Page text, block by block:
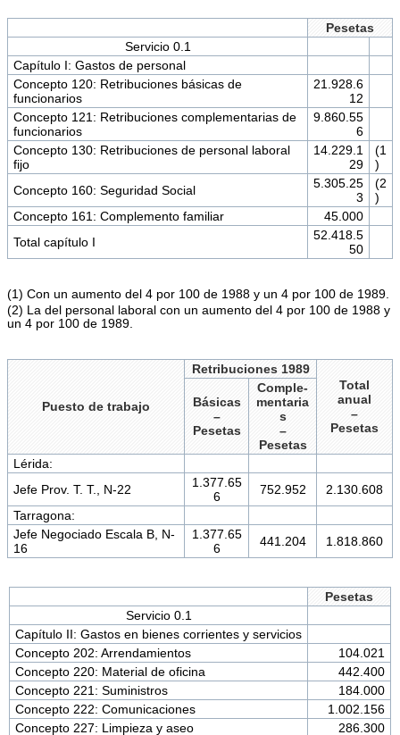
Pesetas
Servicio 0.1
Capítulo I: Gastos de personal
Concepto 120: Retribuciones básicas de
funcionarios
21.928.6
12
Concepto 121: Retribuciones complementarias de
funcionarios
9.860.55
6
Concepto 130: Retribuciones de personal laboral
fijo
14.229.1
29
(1
)
Concepto 160: Seguridad Social
5.305.25
3
(2
)
Concepto 161: Complemento familiar
45.000
Total capítulo I
52.418.5
50
(1) Con un aumento del 4 por 100 de 1988 y un 4 por 100 de 1989.
(2) La del personal laboral con un aumento del 4 por 100 de 1988 y
un 4 por 100 de 1989.
Puesto de trabajo
Retribuciones 1989
Total
anual
–
Pesetas
Básicas
–
Pesetas
Comple-
mentaria
s
–
Pesetas
Lérida:
Jefe Prov. T. T., N-22
1.377.65
6
752.952
2.130.608
Tarragona:
Jefe Negociado Escala B, N-
16
1.377.65
6
441.204 1.818.860
Pesetas
Servicio 0.1
Capítulo II: Gastos en bienes corrientes y servicios
Concepto 202: Arrendamientos
104.021
Concepto 220: Material de oficina
442.400
Concepto 221: Suministros
184.000
Concepto 222: Comunicaciones
1.002.156
Concepto 227: Limpieza y aseo
286.300